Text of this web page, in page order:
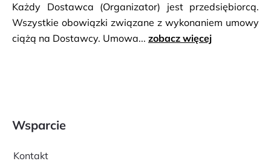
Każdy Dostawca (Organizator) jest przedsiębiorcą.
Wszystkie obowiązki związane z wykonaniem umowy
ciążą na Dostawcy. Umowa... zobacz więcej
Wsparcie
Kontakt